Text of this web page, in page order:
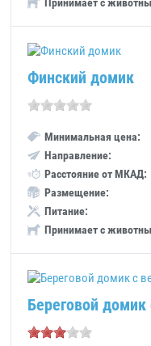
Финский домик
Минимальная цена:
Направление:
Расстояние от МКАД:
Размещение:
Питание:
Принимает с
Береговой домик